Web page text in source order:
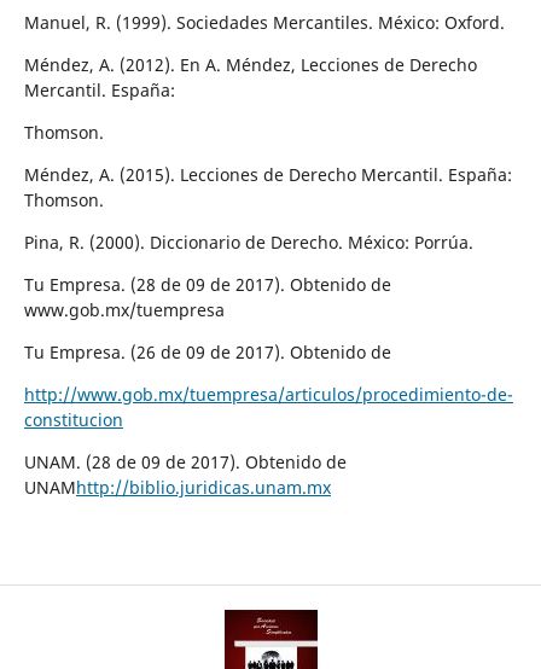
Manuel, R. (1999). Sociedades Mercantiles. México: Oxford.
Méndez, A. (2012). En A. Méndez, Lecciones de Derecho
Mercantil. España:
Thomson.
Méndez, A. (2015). Lecciones de Derecho Mercantil. España:
Thomson.
Pina, R. (2000). Diccionario de Derecho. México: Porrúa.
Tu Empresa. (28 de 09 de 2017). Obtenido de
www.gob.mx/tuempresa
Tu Empresa. (26 de 09 de 2017). Obtenido de
http://www.gob.mx/tuempresa/articulos/procedimiento-de-
constitucion
UNAM. (28 de 09 de 2017). Obtenido de
UNAMhttp://biblio.juridicas.unam.mx